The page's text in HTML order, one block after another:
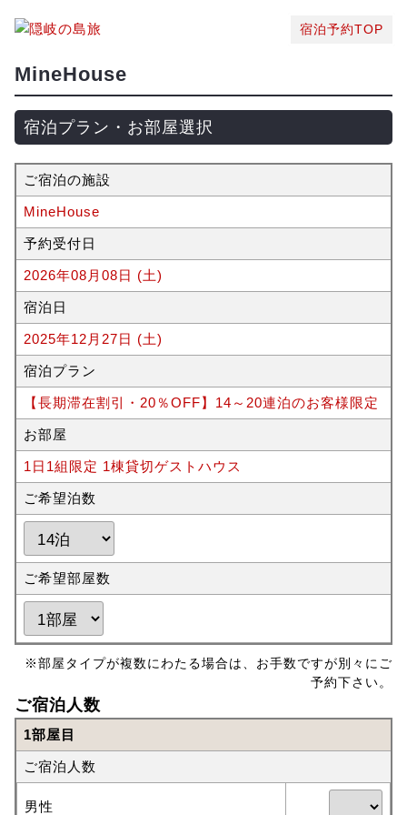
宿泊予約TOP
MineHouse
宿泊プラン・お部屋選択
ご宿泊の施設
MineHouse
予約受付日
2026年08月08日 (土)
宿泊日
2025年12月27日 (土)
宿泊プラン
【長期滞在割引・20％OFF】14～20連泊のお客様限定
お部屋
1日1組限定 1棟貸切ゲストハウス
ご希望泊数
ご希望部屋数
※部屋タイプが複数にわたる場合は、お手数ですが別々にご
予約下さい。
ご宿泊人数
1部屋目
ご宿泊人数
男性